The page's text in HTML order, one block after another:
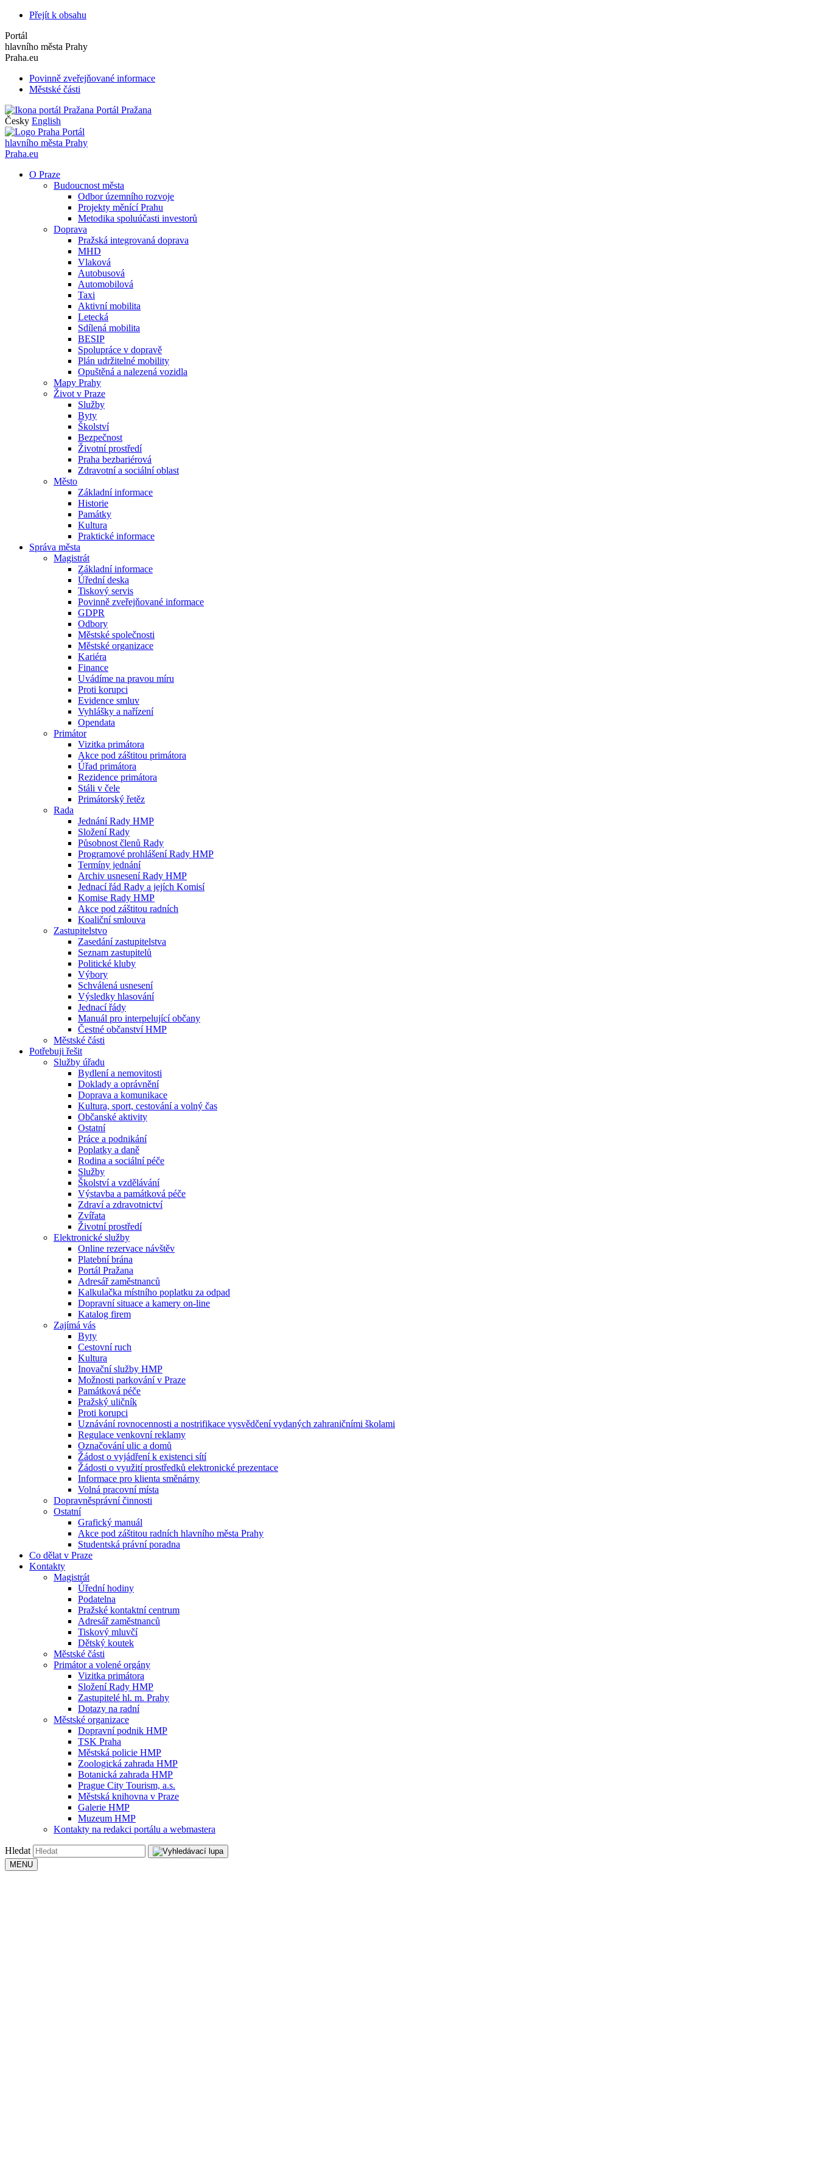
Přejít k obsahu
Portál
hlavního města Prahy
Praha.eu
Povinně zveřejňované informace
Městské části
Portál Pražana
Česky English
Portál
hlavního města Prahy
Praha.eu
O Praze
Budoucnost města
Odbor územního rozvoje
Projekty měnící Prahu
Metodika spoluúčasti investorů
Doprava
Pražská integrovaná doprava
MHD
Vlaková
Autobusová
Automobilová
Taxi
Aktivní mobilita
Letecká
Sdílená mobilita
BESIP
Spolupráce v dopravě
Plán udržitelné mobility
Opuštěná a nalezená vozidla
Mapy Prahy
Život v Praze
Služby
Byty
Školství
Bezpečnost
Životní prostředí
Praha bezbariérová
Zdravotní a sociální oblast
Město
Základní informace
Historie
Památky
Kultura
Praktické informace
Správa města
Magistrát
Základní informace
Úřední deska
Tiskový servis
Povinně zveřejňované informace
GDPR
Odbory
Městské společnosti
Městské organizace
Kariéra
Finance
Uvádíme na pravou míru
Proti korupci
Evidence smluv
Vyhlášky a nařízení
Opendata
Primátor
Vizitka primátora
Akce pod záštitou primátora
Úřad primátora
Rezidence primátora
Stáli v čele
Primátorský řetěz
Rada
Jednání Rady HMP
Složení Rady
Působnost členů Rady
Programové prohlášení Rady HMP
Termíny jednání
Archiv usnesení Rady HMP
Jednací řád Rady a jejích Komisí
Komise Rady HMP
Akce pod záštitou radních
Koaliční smlouva
Zastupitelstvo
Zasedání zastupitelstva
Seznam zastupitelů
Politické kluby
Výbory
Schválená usnesení
Výsledky hlasování
Jednací řády
Manuál pro interpelující občany
Čestné občanství HMP
Městské části
Potřebuji řešit
Služby úřadu
Bydlení a nemovitosti
Doklady a oprávnění
Doprava a komunikace
Kultura, sport, cestování a volný čas
Občanské aktivity
Ostatní
Práce a podnikání
Poplatky a daně
Rodina a sociální péče
Služby
Školství a vzdělávání
Výstavba a památková péče
Zdraví a zdravotnictví
Zvířata
Životní prostředí
Elektronické služby
Online rezervace návštěv
Platební brána
Portál Pražana
Adresář zaměstnanců
Kalkulačka místního poplatku za odpad
Dopravní situace a kamery on-line
Katalog firem
Zajímá vás
Byty
Cestovní ruch
Kultura
Inovační služby HMP
Možnosti parkování v Praze
Památková péče
Pražský uličník
Proti korupci
Uznávání rovnocennosti a nostrifikace vysvědčení vydaných zahraničními školami
Regulace venkovní reklamy
Označování ulic a domů
Žádost o vyjádření k existenci sítí
Žádosti o využití prostředků elektronické prezentace
Informace pro klienta směnárny
Volná pracovní místa
Dopravněsprávní činnosti
Ostatní
Grafický manuál
Akce pod záštitou radních hlavního města Prahy
Studentská právní poradna
Co dělat v Praze
Kontakty
Magistrát
Úřední hodiny
Podatelna
Pražské kontaktní centrum
Adresář zaměstnanců
Tiskový mluvčí
Dětský koutek
Městské části
Primátor a volené orgány
Vizitka primátora
Složení Rady HMP
Zastupitelé hl. m. Prahy
Dotazy na radní
Městské organizace
Dopravní podnik HMP
TSK Praha
Městská policie HMP
Zoologická zahrada HMP
Botanická zahrada HMP
Prague City Tourism, a.s.
Městská knihovna v Praze
Galerie HMP
Muzeum HMP
Kontakty na redakci portálu a webmastera
Hledat
MENU